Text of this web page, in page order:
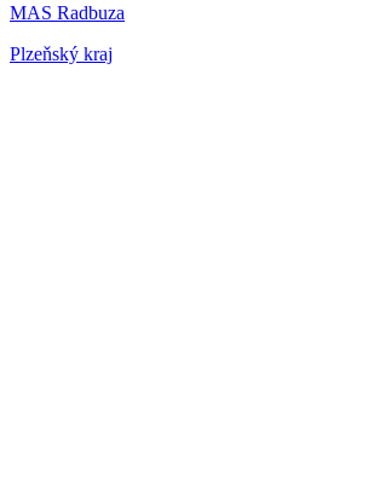
MAS Radbuza
Plzeňský kraj